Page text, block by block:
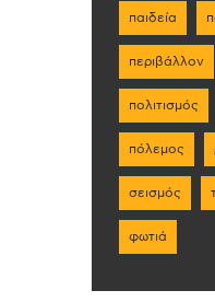
παιδεία
περιβάλλον
πολιτισμός
πόλεμος
σεισμός
φωτιά